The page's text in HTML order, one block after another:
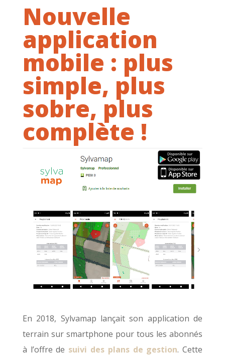
Nouvelle
application
mobile : plus
simple, plus
sobre, plus
complète !
En 2018, Sylvamap lançait son application de
terrain sur smartphone pour tous les abonnés
à l’offre de suivi des plans de gestion. Cette